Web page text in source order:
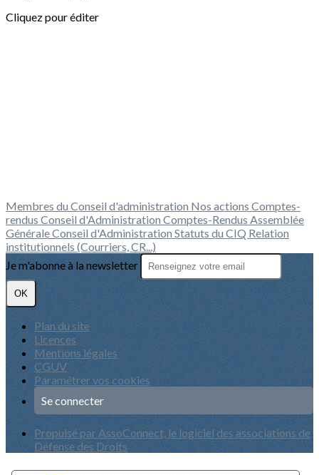
Cliquez pour éditer
Membres du Conseil d'administration Nos actions Comptes-
rendus Conseil d'Administration Comptes-Rendus Assemblée
GénéraleConseil d'Administration Statuts du CIQ Relation
institutionnels (Courriers, CR...)
Je m'abonne à la newsletter
OK
Plan du site
Licences
Mentions légales
CGUV
Paramétrer vos cookies
Se connecter
Propulsé par AssoConnect, le logiciel des associations de
Défense des Droits